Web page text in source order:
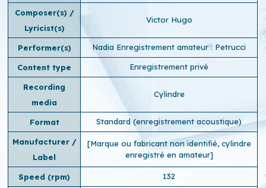
Composer(s) /
Lyricist(s)
Victor Hugo
Performer(s) Nadia Enregistrement amateur : Petrucci
Content type Enregistrement privé
Recording
media
Cylindre
Format Standard (enregistrement acoustique)
Manufacturer /
Label
[Marque ou fabricant non identifié, cylindre
enregistré en amateur]
Speed ​​(rpm) 132